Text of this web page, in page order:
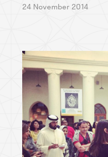
24 November 2014